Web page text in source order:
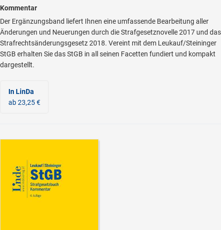
Kommentar
Der Ergänzungsband liefert Ihnen eine umfassende Bearbeitung aller
Änderungen und Neuerungen durch die Strafgesetznovelle 2017 und das
Strafrechtsänderungsgesetz 2018. Vereint mit dem Leukauf/Steininger
StGB erhalten Sie das StGB in all seinen Facetten fundiert und kompakt
dargestellt.
In LinDa
ab 23,25 €